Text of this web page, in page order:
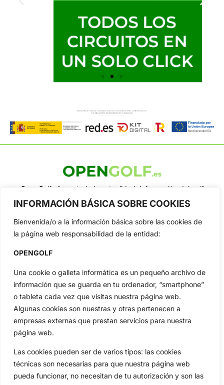
INFORMACIÓN BÁSICA SOBRE COOKIES
Bienvenida/o a la información básica sobre las cookies de
la página web responsabilidad de la entidad:
OPENGOLF
Una cookie o galleta informática es un pequeño archivo de
información que se guarda en tu ordenador, “smartphone”
o tableta cada vez que visitas nuestra página web.
Algunas cookies son nuestras y otras pertenecen a
empresas externas que prestan servicios para nuestra
página web.
Las cookies pueden ser de varios tipos: las cookies
técnicas son necesarias para que nuestra página web
pueda funcionar, no necesitan de tu autorización y son las
OpenGolf ofrece toda la actualidad, información del golf
profesional y amateur, resultados en directo, vídeos, noticias,
Jon Rahm, LIV Golf, PGA Tour, Ryder Cup, DP World Tour, LPGA
Tour...
Categorias
Amateurs
Circuitos
Especiales
Reglas
Vídeos
De Interés
Compañía
Aviso Legal
Política de Cookies
Publicidad